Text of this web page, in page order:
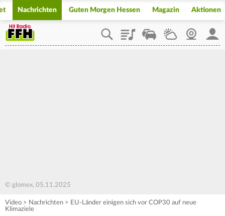
Nachrichten Guten Morgen Hessen Magazin Aktionen
PlaylistStaupilotWetterWebcam
© glomex, 05.11.2025
Video > Nachrichten > EU-Länder einigen sich vor COP30 auf neue
Klimaziele